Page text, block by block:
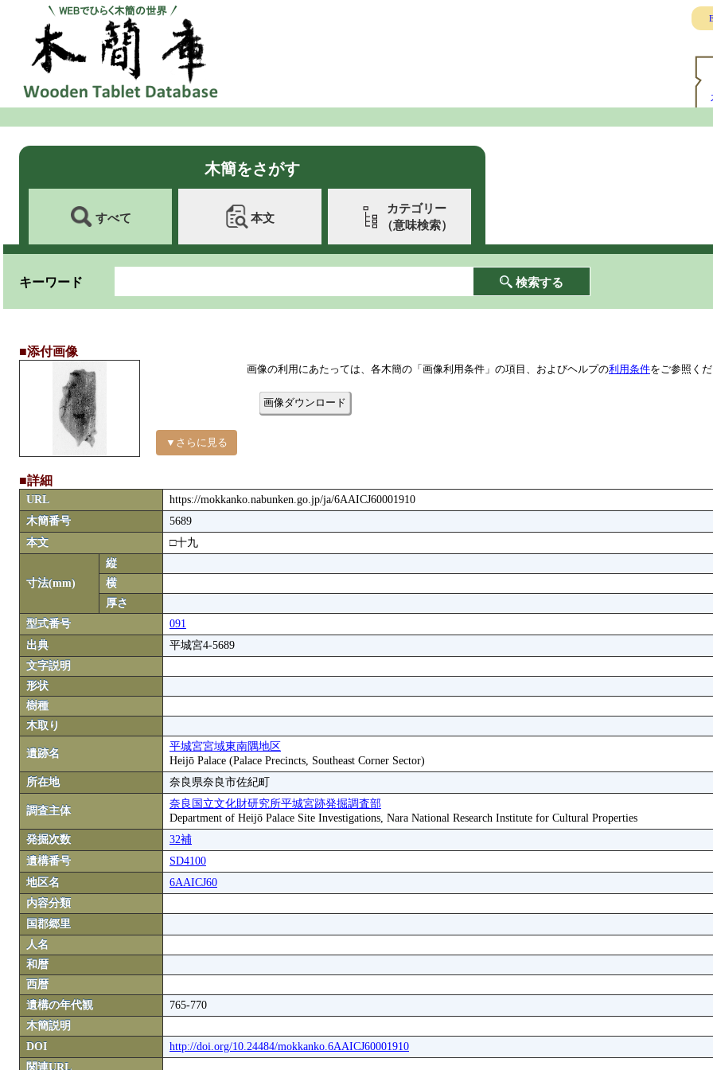
木簡をさがす
すべて 本文
カテゴリー
（意味検索）
キーワード 検索する
■添付画像
▼さらに見る
画像の利用にあたっては、各木簡の「画像利用条件」の項目、およびヘルプの利用条件をご参照く
画像ダウンロード
■詳細
URL
https://mokkanko.nabunken.go.jp/ja/6AAICJ60001910
木簡番号
5689
本文
□十九
寸法(mm)
縦
横
厚さ
型式番号
091
出典
平城宮4-5689
文字説明
形状
樹種
木取り
遺跡名
平城宮宮域東南隅地区
Heijō Palace (Palace Precincts, Southeast Corner Sector)
所在地
奈良県奈良市佐紀町
調査主体
奈良国立文化財研究所平城宮跡発掘調査部
Department of Heijō Palace Site Investigations, Nara National Research Institute for Cultural Properties
発掘次数
32補
遺構番号
SD4100
地区名
6AAICJ60
内容分類
国郡郷里
人名
和暦
西暦
遺構の年代観
765-770
木簡説明
DOI
http://doi.org/10.24484/mokkanko.6AAICJ60001910
関連URL